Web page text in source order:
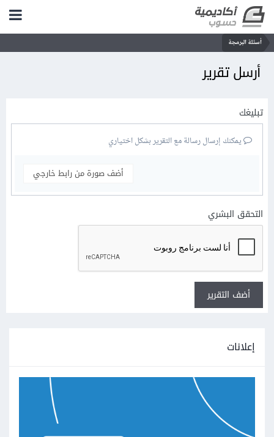
أسئلة البرمجة
أرسل تقرير
تبليغك
يمكنك إرسال رسالة مع التقرير بشكل اختياري
أضف صورة من رابط خارجي
التحقق البشري
أضف التقرير
إعلانات